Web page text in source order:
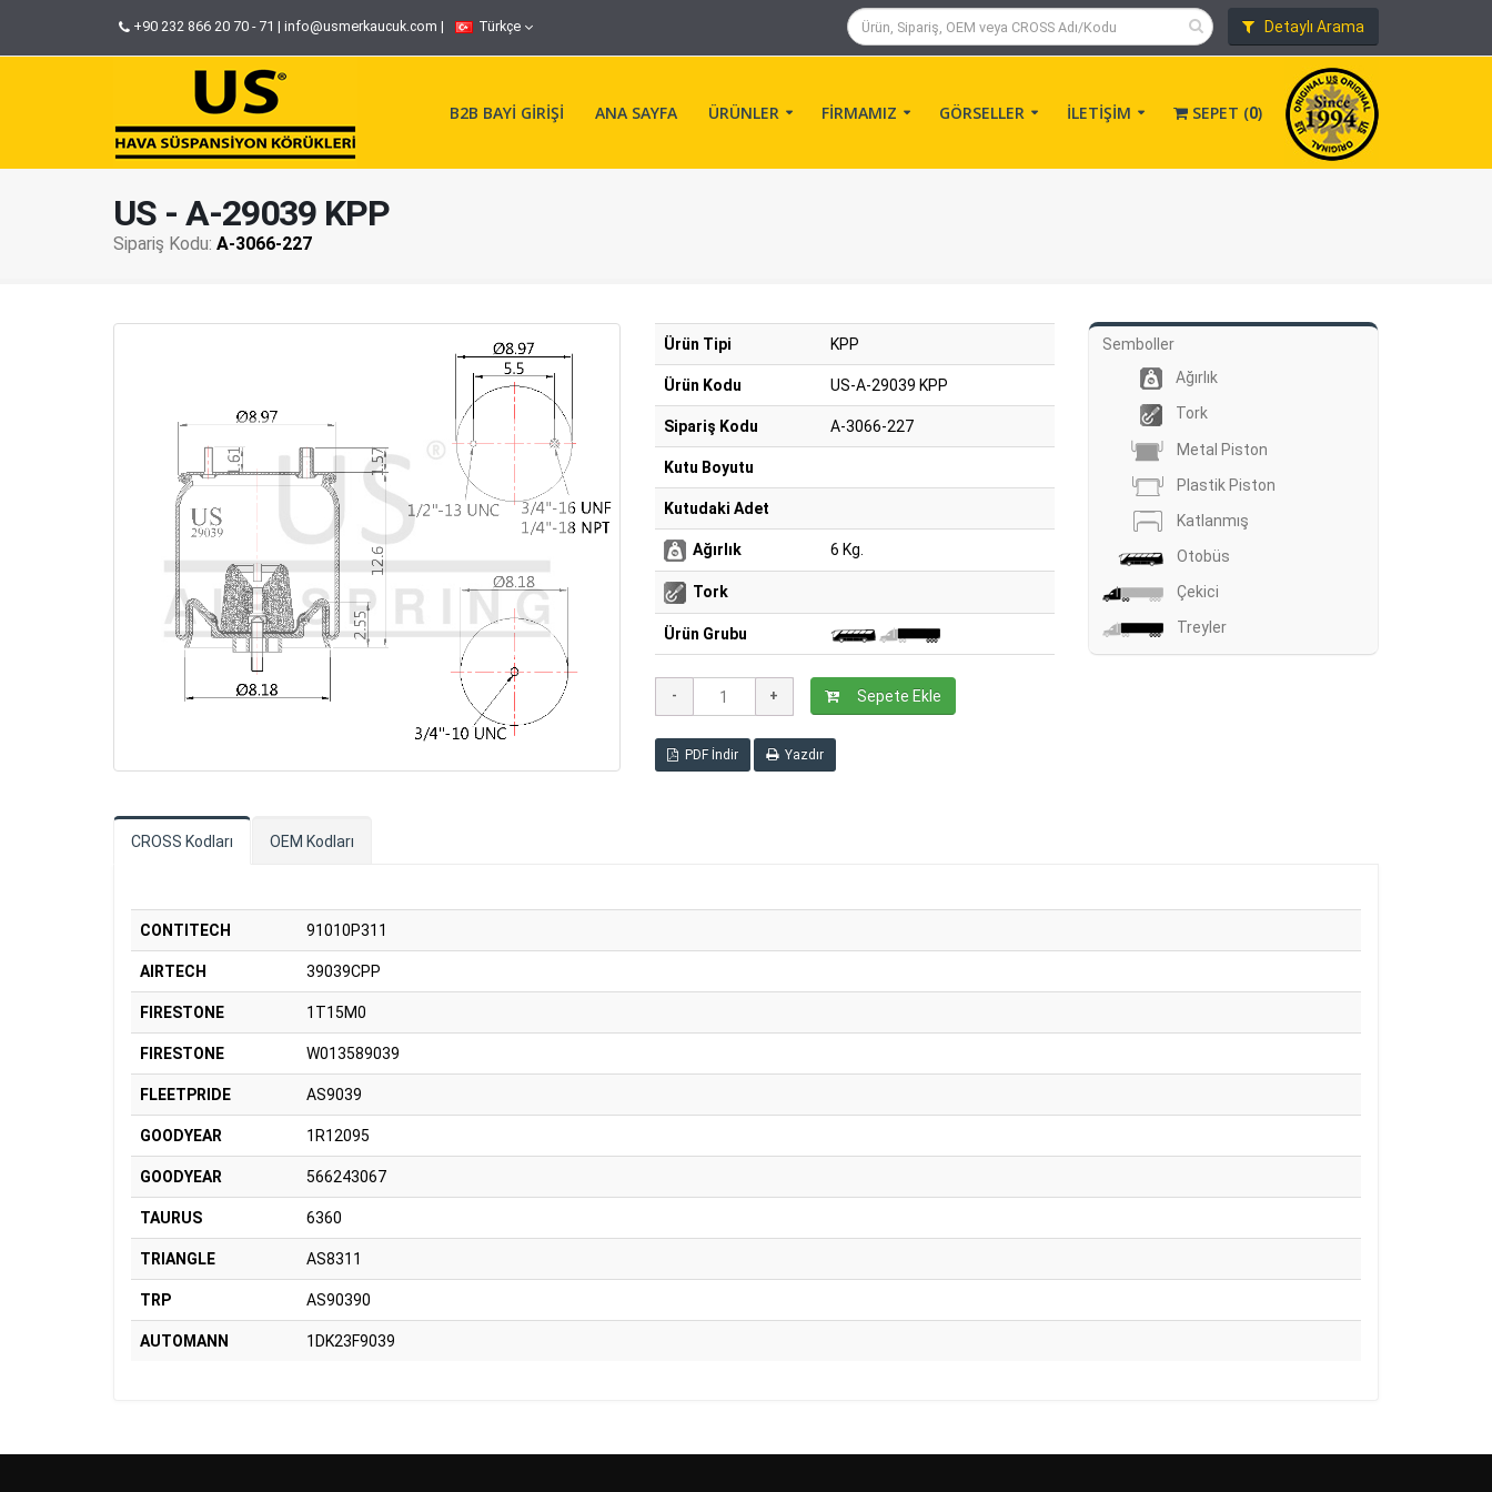
+90 232 866 20 70 - 71 | info@usmerkaucuk.com | Türkçe Detaylı Arama
B2B BAYİ GİRİŞİ ANA SAYFA ÜRÜNLER FİRMAMIZ GÖRSELLER İLETİŞİM SEPET (0)
US - A-29039 KPP
Sipariş Kodu: A-3066-227
Ürün Tipi KPP
Ürün Kodu US-A-29039 KPP
Sipariş Kodu A-3066-227
Kutu Boyutu
Kutudaki Adet
Ağırlık 6 Kg.
Tork
Ürün Grubu
Sepete Ekle
PDF İndir Yazdır
Semboller
Ağırlık
Tork
Metal Piston
Plastik Piston
Katlanmış
Otobüs
Çekici
Treyler
CROSS Kodları OEM Kodları
CONTITECH 91010P311
AIRTECH 39039CPP
FIRESTONE 1T15M0
FIRESTONE W013589039
FLEETPRIDE AS9039
GOODYEAR 1R12095
GOODYEAR 566243067
TAURUS 6360
TRIANGLE AS8311
TRP AS90390
AUTOMANN 1DK23F9039